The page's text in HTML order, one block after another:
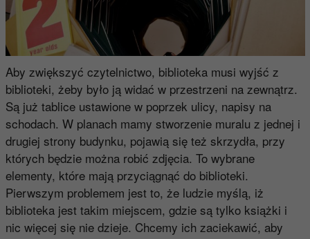
Aby zwiększyć czytelnictwo, biblioteka musi wyjść z
biblioteki, żeby było ją widać w przestrzeni na zewnątrz.
Są już tablice ustawione w poprzek ulicy, napisy na
schodach. W planach mamy stworzenie muralu z jednej i
drugiej strony budynku, pojawią się też skrzydła, przy
których będzie można robić zdjęcia. To wybrane
elementy, które mają przyciągnąć do biblioteki.
Pierwszym problemem jest to, że ludzie myślą, iż
biblioteka jest takim miejscem, gdzie są tylko książki i
nic więcej się nie dzieje. Chcemy ich zaciekawić, aby